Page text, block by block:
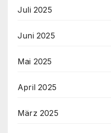
Juli 2025
Juni 2025
Mai 2025
April 2025
März 2025